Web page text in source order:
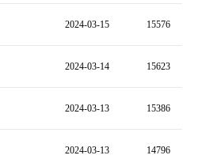
2024-03-15 15576
2024-03-14 15623
2024-03-13 15386
2024-03-13 14796